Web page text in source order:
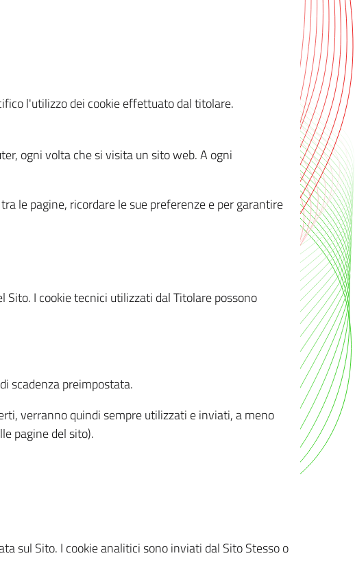
l'utilizzo dei cookie effettuato dal titolare.
ogni volta che si visita un sito web. A ogni
le pagine, ricordare le sue preferenze e per garantire
I cookie tecnici utilizzati dal Titolare possono
scadenza preimpostata.
verranno quindi sempre utilizzati e inviati, a meno
pagine del sito).
sul Sito. I cookie analitici sono inviati dal Sito Stesso o